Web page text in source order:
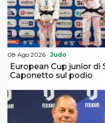
08 Ago 2026 Judo
European Cup junior di
Caponetto sul podio